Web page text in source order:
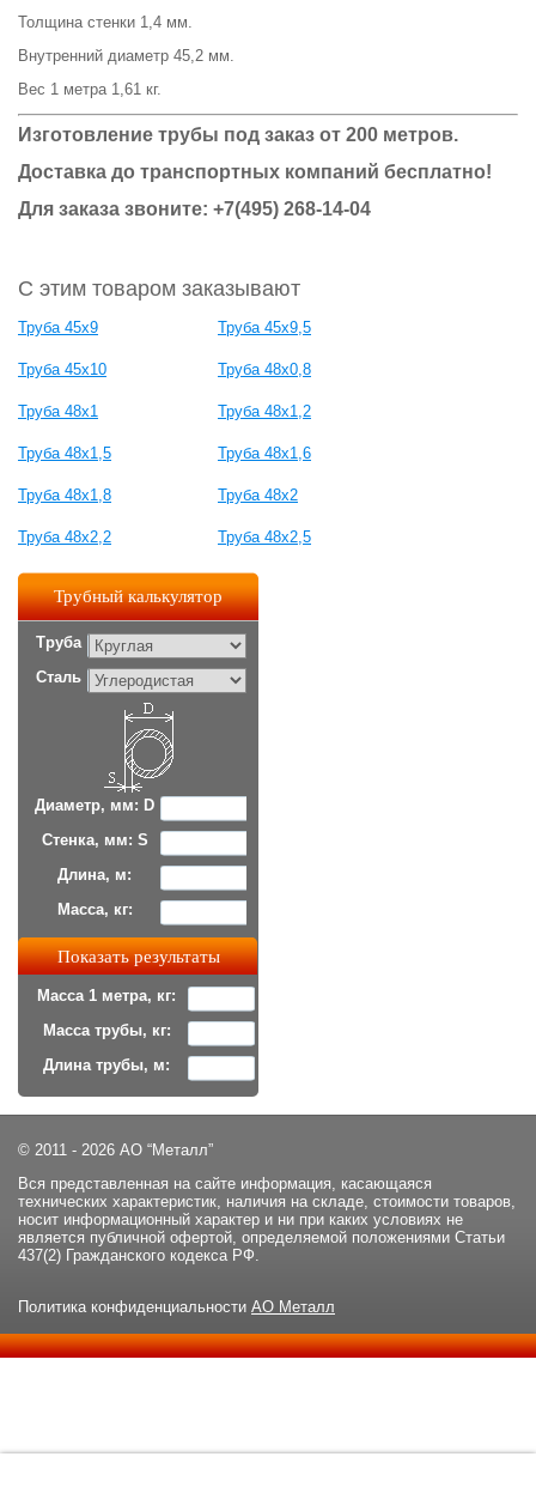
Толщина стенки 1,4 мм.
Внутренний диаметр 45,2 мм.
Вес 1 метра 1,61 кг.
Изготовление трубы под заказ от 200 метров.
Доставка до транспортных компаний бесплатно!
Для заказа звоните: +7(495) 268-14-04
С этим товаром заказывают
Труба 45x9 Труба 45x9,5
Труба 45x10 Труба 48x0,8
Труба 48x1 Труба 48x1,2
Труба 48x1,5 Труба 48x1,6
Труба 48x1,8 Труба 48x2
Труба 48x2,2 Труба 48x2,5
Трубный калькулятор
Труба
Сталь
Диаметр, мм: D
Стенка, мм: S
Длина, м:
Масса, кг:
Масса 1 метра, кг:
Масса трубы, кг:
Длина трубы, м:
© 2011 - 2026 АО “Металл”
Вся представленная на сайте информация, касающаяся
технических характеристик, наличия на складе, стоимости товаров,
носит информационный характер и ни при каких условиях не
является публичной офертой, определяемой положениями Статьи
437(2) Гражданского кодекса РФ.
Политика конфиденциальности АО Металл